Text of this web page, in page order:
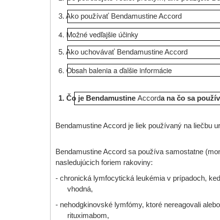
3. Ako používať Bendamustine Accord
4. Možné vedľajšie účinky
5. Ako uchovávať Bendamustine Accord
6. Obsah balenia a ďalšie informácie
1. Čo je Bendamustine Accorda na čo sa
Bendamustine Accord je liek používaný na liečbu
Bendamustine Accord sa používa samostatne
nasledujúcich foriem rakoviny:
- chronická lymfocytická leukémia v prípadoch,
vhodná,
- nehodgkinovské lymfómy, ktoré nereagovali
rituximabom,